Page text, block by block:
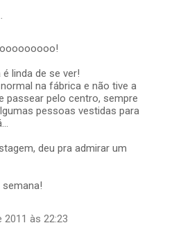
linda de se ver!
na fábrica e não tive a
passear pelo centro, sempre
pessoas vestidas para
deu pra admirar um
semana!
2011 às 22:23